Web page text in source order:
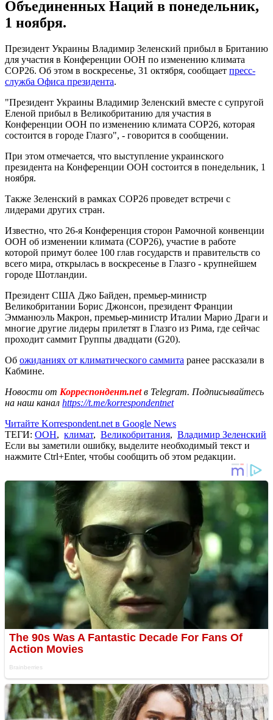
Объединенных Наций в понедельник,
1 ноября.
Президент Украины Владимир Зеленский прибыл в Британию
для участия в Конференции ООН по изменению климата
COP26. Об этом в воскресенье, 31 октября, сообщает пресс-
служба Офиса президента.
"Президент Украины Владимир Зеленский вместе с супругой
Еленой прибыл в Великобританию для участия в
Конференции ООН по изменению климата COP26, которая
состоится в городе Глазго", - говорится в сообщении.
При этом отмечается, что выступление украинского
президента на Конференции ООН состоится в понедельник, 1
ноября.
Также Зеленский в рамках COP26 проведет встречи с
лидерами других стран.
Известно, что 26-я Конференция сторон Рамочной конвенции
ООН об изменении климата (COP26), участие в работе
которой примут более 100 глав государств и правительств со
всего мира, открылась в воскресенье в Глазго - крупнейшем
городе Шотландии.
Президент США Джо Байден, премьер-министр
Великобритании Борис Джонсон, президент Франции
Эмманюэль Макрон, премьер-министр Италии Марио Драги и
многие другие лидеры прилетят в Глазго из Рима, где сейчас
проходит саммит Группы двадцати (G20).
Об ожиданиях от климатического саммита ранее рассказали в
Кабмине.
Новости от Корреспондент.netв Telegram. Подписывайтесь
на наш канал https://t.me/korrespondentnet
Читайте Korrespondent.net в Google News
ТЕГИ: ООН, климат, Великобритания, Владимир Зеленский
Если вы заметили ошибку, выделите необходимый текст и
нажмите Ctrl+Enter, чтобы сообщить об этом редакции.